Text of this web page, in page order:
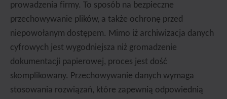
prowadzenia firmy. To sposób na bezpieczne
przechowywanie plików, a także ochronę przed
niepowołanym dostępem. Mimo iż archiwizacja danych
cyfrowych jest wygodniejsza niż gromadzenie
dokumentacji papierowej, proces jest dość
skomplikowany. Przechowywanie danych wymaga
stosowania rozwiązań, które zapewnią odpowiednią